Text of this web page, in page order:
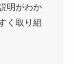
明がわか
く取り組